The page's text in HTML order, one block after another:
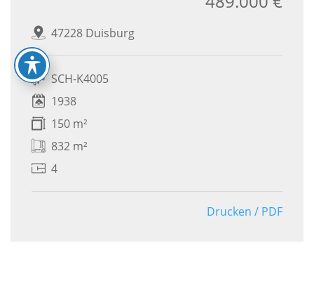
47228 Duisburg
SCH-K4005
1938
150 m²
832 m²
4
Drucken / PDF